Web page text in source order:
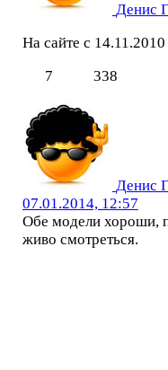
Денис
На сайте с 14.11.2010
7
338
Денис
07.01.2014, 12:57
Обе модели хороши,
живо смотреться.